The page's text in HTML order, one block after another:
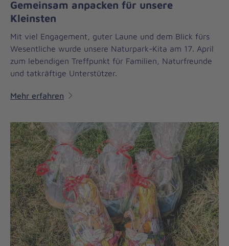
Gemeinsam anpacken für unsere
Kleinsten
Mit viel Engagement, guter Laune und dem Blick fürs
Wesentliche wurde unsere Naturpark-Kita am 17. April
zum lebendigen Treffpunkt für Familien, Naturfreunde
und tatkräftige Unterstützer.
Mehr erfahren